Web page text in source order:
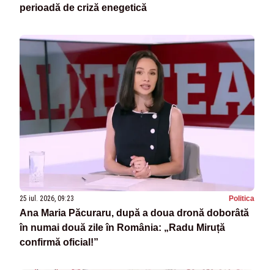
perioadă de criză enegetică
25 iul. 2026, 09:23 Politica
Ana Maria Păcuraru, după a doua dronă doborâtă
în numai două zile în România: „Radu Miruță
confirmă oficial!”